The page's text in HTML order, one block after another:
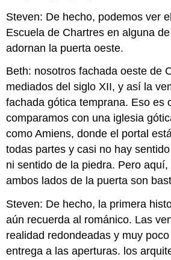
Steven: De hecho, podemos ver
Escuela de Chartres en alguna
adornan la puerta oeste.
Beth: nosotros fachada oeste de
mediados del siglo XII, y así la
fachada gótica temprana. Eso es
comparamos con una iglesia
como Amiens, donde el portal
todas partes y casi no hay
ni sentido de la piedra. Pero
ambos lados de la puerta son
Steven: De hecho, la primera
aún recuerda al románico. Las
realidad redondeadas y muy
entrega a las aperturas. los